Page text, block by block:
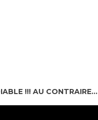
!!! AU CONTRAIRE...